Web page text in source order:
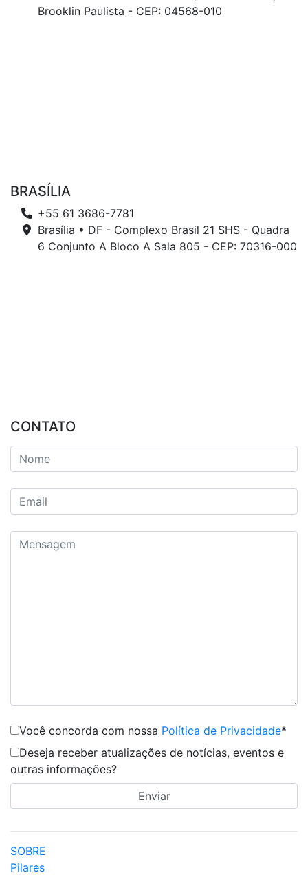
Brooklin Paulista - CEP: 04568-010
BRASÍLIA
+55 61 3686-7781
Brasília • DF - Complexo Brasil 21 SHS - Quadra
6 Conjunto A Bloco A Sala 805 - CEP: 70316-000
CONTATO
Você concorda com nossa Política de Privacidade*
Deseja receber atualizações de notícias, eventos e
outras informações?
SOBRE
Pilares